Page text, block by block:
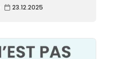
23.12.2025